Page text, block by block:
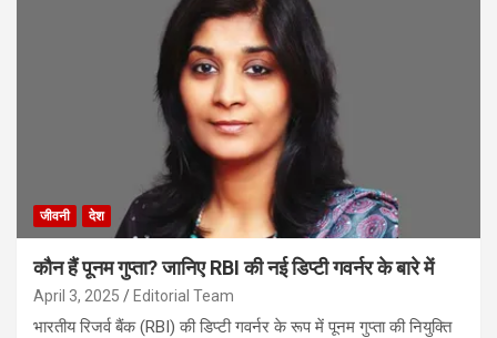
जीवनी देश
कौन हैं पूनम गुप्ता? जानिए RBI की नई डिप्टी गवर्नर के बारे में
April 3, 2025 Editorial Team
भारतीय रिजर्व बैंक (RBI) की डिप्टी गवर्नर के रूप में पूनम गुप्ता की नियुक्ति